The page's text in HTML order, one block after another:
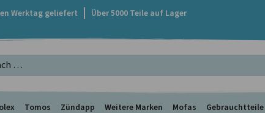
Werktag geliefert
Über 5000 Teile auf Lager
Tomos Zündapp Weitere Marken Mofas Gebrauchtteile